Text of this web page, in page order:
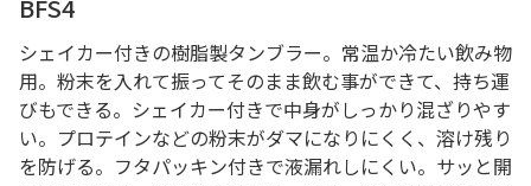
BFS4
シェイカー付きの樹脂製タンブラー。常温か冷たい飲み物
用。粉末を入れて振ってそのまま飲む事ができて、持ち運
びもできる。シェイカー付きで中身がしっかり混ざりやす
い。プロテインなどの粉末がダマになりにくく、溶け残り
を防げる。フタパッキン付きで液漏れしにくい。サッと開